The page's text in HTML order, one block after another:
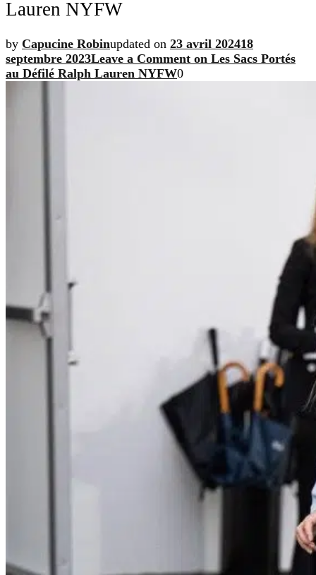
Lauren NYFW
by Capucine Robinupdated on 23 avril 202418
septembre 2023Leave a Comment on Les Sacs Portés
au Défilé Ralph Lauren NYFW0